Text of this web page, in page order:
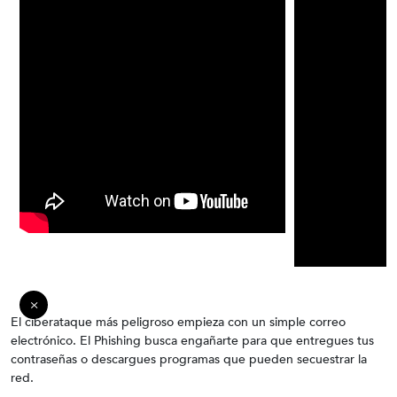
Cuidado con el Phishing
El ciberataque más peligroso empieza con un simple correo
electrónico. El Phishing busca engañarte para que entregues tus
contraseñas o descargues programas que pueden secuestrar la
red.